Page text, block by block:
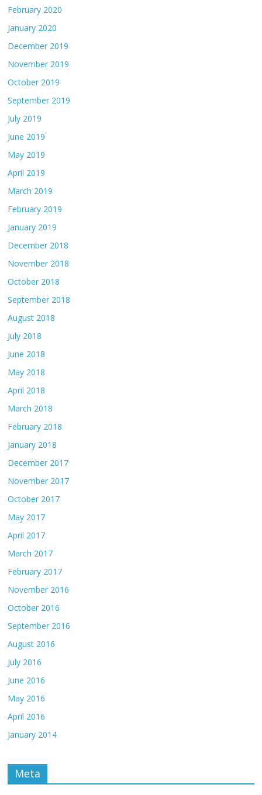
February 2020
January 2020
December 2019
November 2019
October 2019
September 2019
July 2019
June 2019
May 2019
April 2019
March 2019
February 2019
January 2019
December 2018
November 2018
October 2018
September 2018
August 2018
July 2018
June 2018
May 2018
April 2018
March 2018
February 2018
January 2018
December 2017
November 2017
October 2017
May 2017
April 2017
March 2017
February 2017
November 2016
October 2016
September 2016
August 2016
July 2016
June 2016
May 2016
April 2016
January 2014
Meta